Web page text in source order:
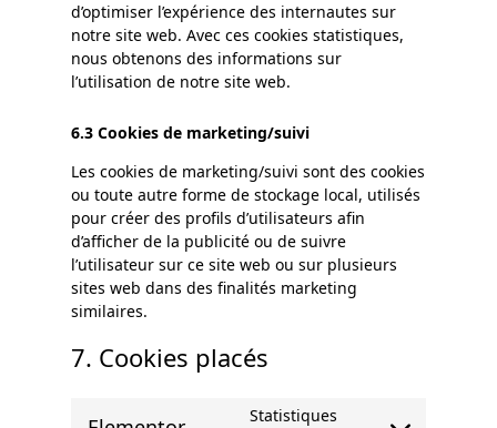
d’optimiser l’expérience des internautes sur
notre site web. Avec ces cookies statistiques,
nous obtenons des informations sur
l’utilisation de notre site web.
6.3 Cookies de marketing/suivi
Les cookies de marketing/suivi sont des cookies
ou toute autre forme de stockage local, utilisés
pour créer des profils d’utilisateurs afin
d’afficher de la publicité ou de suivre
l’utilisateur sur ce site web ou sur plusieurs
sites web dans des finalités marketing
similaires.
7. Cookies placés
Statistiques